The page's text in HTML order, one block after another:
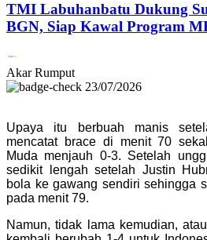
TMI Labuhanbatu Dukung
BGN, Siap Kawal Program
Akar Rumput
23/07/2026
Upaya itu berbuah manis
mencatat brace di menit 70
Muda menjauh 0-3. Setelah
sedikit lengah setelah Justin
bola ke gawang sendiri sehingga
pada menit 79.
Namun, tidak lama kemudian,